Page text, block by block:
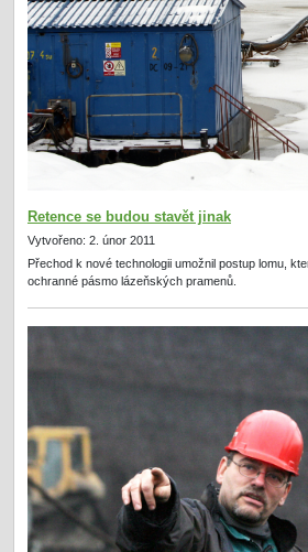
Retence se budou stavět jinak
Vytvořeno: 2. únor 2011
Přechod k nové technologii umožnil postup lomu,
ochranné pásmo lázeňských pramenů.